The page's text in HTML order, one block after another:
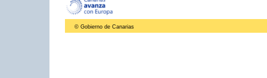
© Gobierno de Canarias